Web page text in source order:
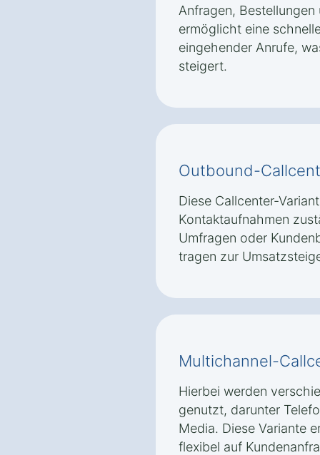
Anfragen,
ermöglicht eine
eingehender Anrufe,
steigert.
Outbound-
Diese Callcenter-
Kontaktaufnahmen
Umfragen oder
tragen zur
Multichannel-
Hierbei werden
genutzt, darunter
Media. Diese Variante
flexibel auf